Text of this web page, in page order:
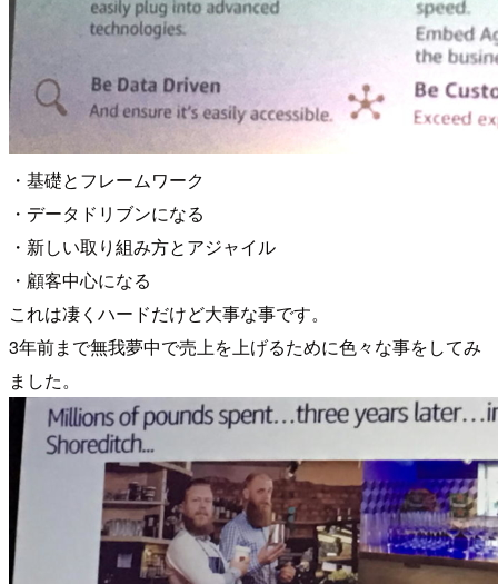
・基礎とフレームワーク
・データドリブンになる
・新しい取り組み方とアジャイル
・顧客中心になる
これは凄くハードだけど大事な事です。
3年前まで無我夢中で売上を上げるために色々な事をしてみ
ました。